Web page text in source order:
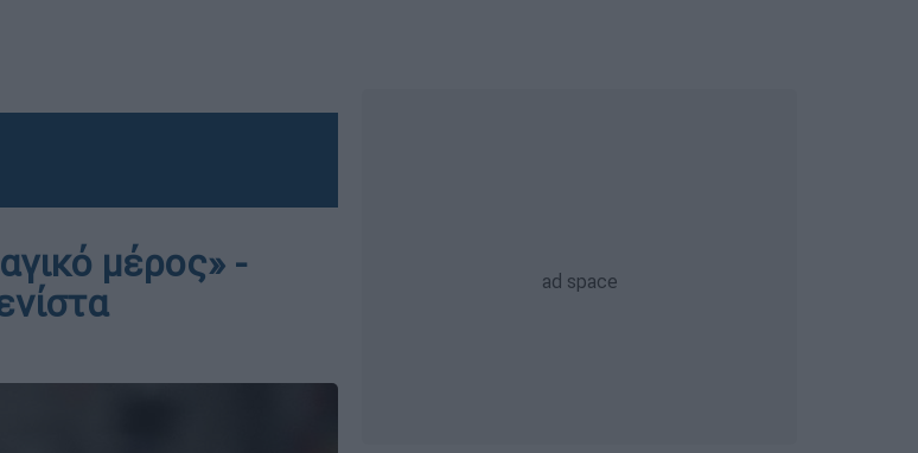
μέρος» -